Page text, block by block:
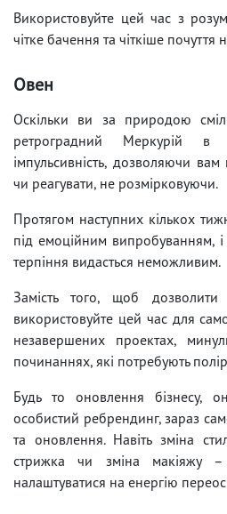
Використовуйте цей час з
чітке бачення та чіткіше почуття
Овен
Оскільки ви за природою
ретроградний Меркурій
імпульсивність, дозволяючи
чи реагувати, не розмірковуючи.
Протягом наступних кількох
під емоційним випробуванням,
терпіння видасться неможливим.
Замість того, щоб дозволити
використовуйте цей час для
незавершених проектах,
починаннях, які потребують
Будь то оновлення бізнесу,
особистий ребрендинг, зараз
та оновлення. Навіть зміна
стрижка чи зміна макіяжу
налаштуватися на енергію